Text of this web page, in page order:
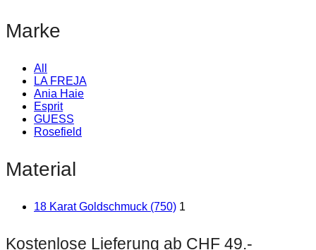
Marke
All
LA FREJA
Ania Haie
Esprit
GUESS
Rosefield
Material
18 Karat Goldschmuck (750) 1
Kostenlose Lieferung ab CHF 49.-